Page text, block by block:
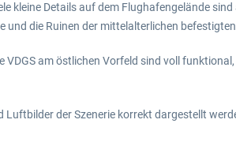
kleine Details auf dem Flughafengelände
die Ruinen der mittelalterlichen
am östlichen Vorfeld sind voll
der Szenerie korrekt dargestellt